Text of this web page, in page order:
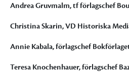
Andrea Gruvmalm, tf förlagschef
Christina Skarin, VD Historiska
Annie Kabala, förlagschef
Teresa Knochenhauer, förlagschef